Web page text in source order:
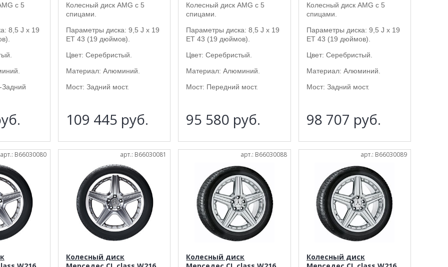
с 5
8,5 J x 19
Колесный диск AMG с 5
спицами.
Параметры диска: 9,5 J x 19
ET 43 (19 дюймов).
Цвет: Серебристый.
Материал: Алюминий.
Мост: Задний мост.
109 445 руб.
Колесный диск AMG с 5
спицами.
Параметры диска: 8,5 J x 19
ET 43 (19 дюймов).
Цвет: Серебристый.
Материал: Алюминий.
Мост: Передний мост.
95 580 руб.
Колесный диск AMG с 5
спицами.
Параметры диска: 9,5 J x 19
ET 43 (19 дюймов).
Цвет: Серебристый.
Материал: Алюминий.
Мост: Задний мост.
98 707 руб.
арт.: B66030080 арт.: B66030081
Колесный диск
арт.: B66030088
Колесный диск
арт.: B66030089
Колесный диск